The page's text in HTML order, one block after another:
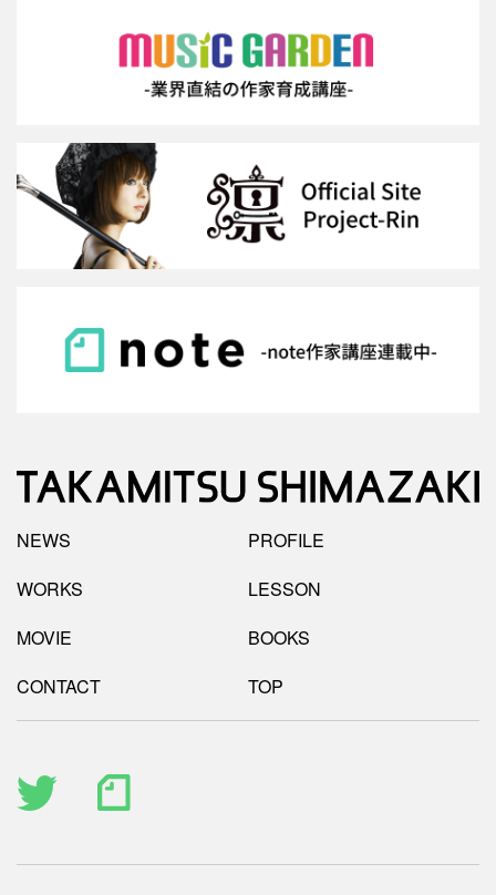
NEWS
PROFILE
WORKS
LESSON
MOVIE
BOOKS
CONTACT
TOP